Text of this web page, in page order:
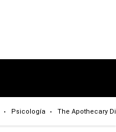
Psicología The Apothecary